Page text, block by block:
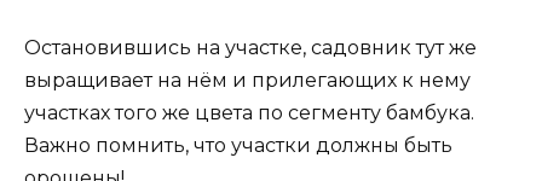
Остановившись на участке, садовник тут же
выращивает на нём и прилегающих к нему
участках того же цвета по сегменту бамбука.
Важно помнить, что участки должны быть